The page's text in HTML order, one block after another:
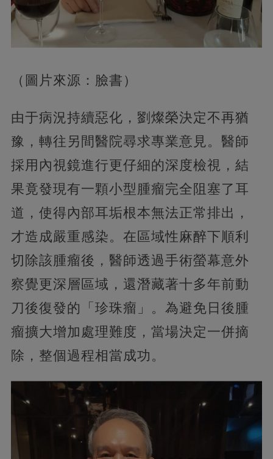
（圖片來源：臉書）
由于病況持續惡化，劉燦榮決定不再猶
豫，轉往另間醫院尋求專業意見。醫師
採用內視鏡進行更仔細的深度檢視，結
果竟發現有一顆小型腫瘤完全阻塞了耳
道，使得內部耳垢根本無法正常排出，
才造成嚴重感染。在區域性麻醉下順利
切除該腫瘤後，醫師透過手術螢幕意外
察覺更深層區域，還潛藏著十多年前動
刀後復發的「珍珠瘤」。為避免日後腫
瘤擴大增加處理難度，當場決定一併摘
除，整個過程相當成功。